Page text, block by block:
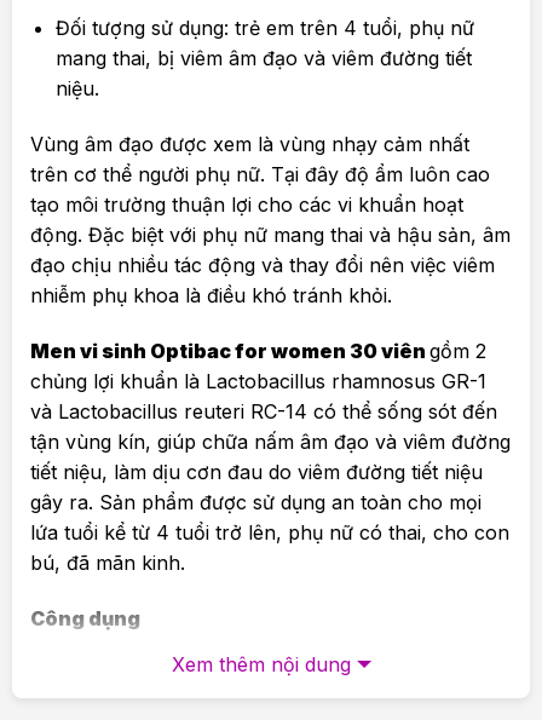
Đối tượng sử dụng: trẻ em trên 4 tuổi, phụ nữ
mang thai, bị viêm âm đạo và viêm đường tiết
niệu.
Vùng âm đạo được xem là vùng nhạy cảm nhất
trên cơ thể người phụ nữ. Tại đây độ ẩm luôn cao
tạo môi trường thuận lợi cho các vi khuẩn hoạt
động. Đặc biệt với phụ nữ mang thai và hậu sản, âm
đạo chịu nhiều tác động và thay đổi nên việc viêm
nhiễm phụ khoa là điều khó tránh khỏi.
Men vi sinh Optibac for women 30 viên gồm 2
chủng lợi khuẩn là Lactobacillus rhamnosus GR-1
và Lactobacillus reuteri RC-14 có thể sống sót đến
tận vùng kín, giúp chữa nấm âm đạo và viêm đường
tiết niệu, làm dịu cơn đau do viêm đường tiết niệu
gây ra. Sản phẩm được sử dụng an toàn cho mọi
lứa tuổi kể từ 4 tuổi trở lên, phụ nữ có thai, cho con
bú, đã mãn kinh.
Công dụng
Phòng và hỗ trợ điều trị viêm âm đạo, nấm âm
đạo, vùng kín và viêm đường tiết niệu hiệu quả.
Xem thêm nội dung